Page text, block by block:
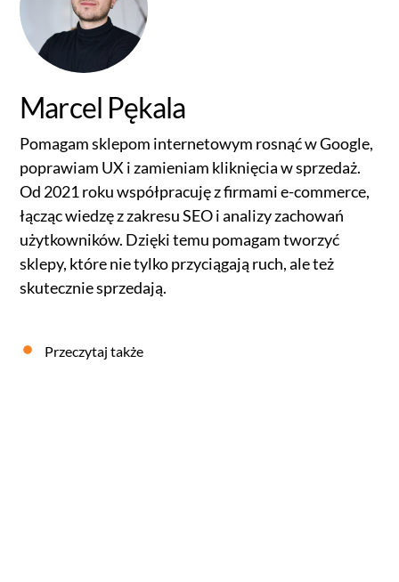
Marcel Pękala
Pomagam sklepom internetowym rosnąć w Google,
poprawiam UX i zamieniam kliknięcia w sprzedaż.
Od 2021 roku współpracuję z firmami e-commerce,
łącząc wiedzę z zakresu SEO i analizy zachowań
użytkowników. Dzięki temu pomagam tworzyć
sklepy, które nie tylko przyciągają ruch, ale też
skutecznie sprzedają.
Przeczytaj także